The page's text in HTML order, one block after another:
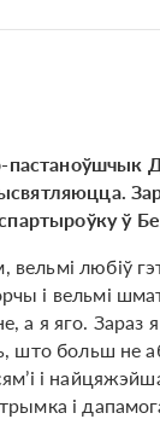
ў
любіў
і вельмі
я яго. Зараз
што больш не
і
і